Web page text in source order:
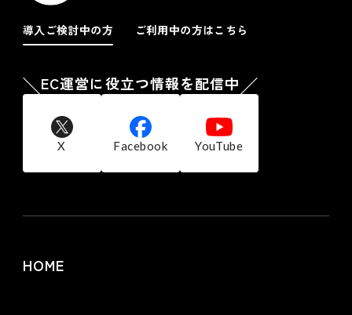
導入ご検討中の方 ご利用中の方はこちら
EC運営に役立つ情報を配信中
X Facebook YouTube
HOME